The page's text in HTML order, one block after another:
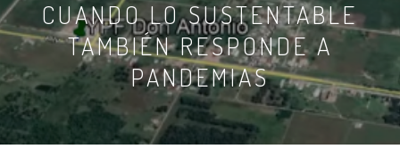
CUANDO LO SUSTENTABLE
TAMBIÉN RESPONDE A
PANDEMIAS